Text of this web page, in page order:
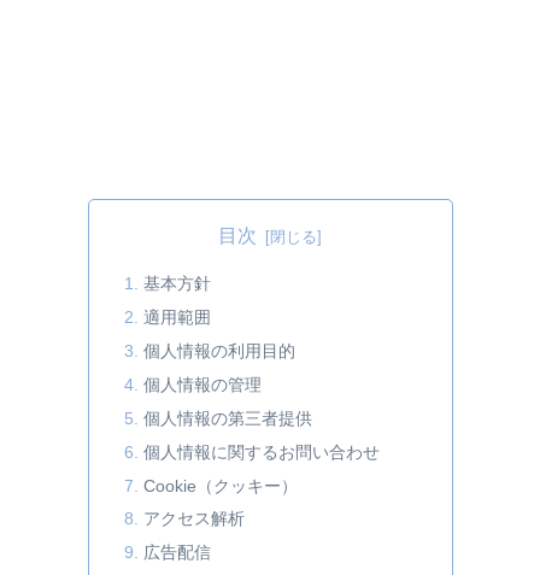
目次
基本方針
適用範囲
個人情報の利用目的
個人情報の管理
個人情報の第三者提供
個人情報に関するお問い合わせ
Cookie（クッキー）
アクセス解析
広告配信